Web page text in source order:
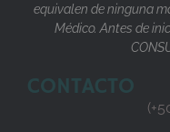
equivalen de ninguna
Médico. Antes de
CONTACTO